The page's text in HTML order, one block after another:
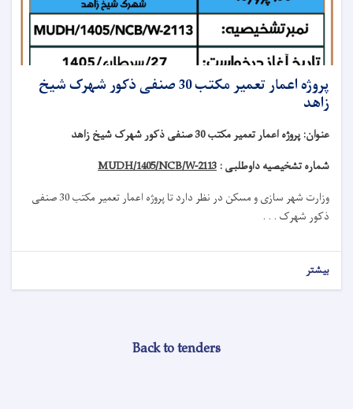
پروژه اعمار تعمیر مکتب 30 صنفی ذکور شهرک شیخ
زاهد
عنوان: پروژه اعمار تعمیر مکتب 30 صنفی ذکور شهرک شیخ زاهد
شماره تشخیصیه داوطلبی : MUDH/1405/NCB/W-2113
وزارت شهر سازی و مسکن در نظر دارد تاپروژه
اعمار تعمیر مکتب 30 صنفی
ذکور شهرک . . .
بیشتر
Back to tenders